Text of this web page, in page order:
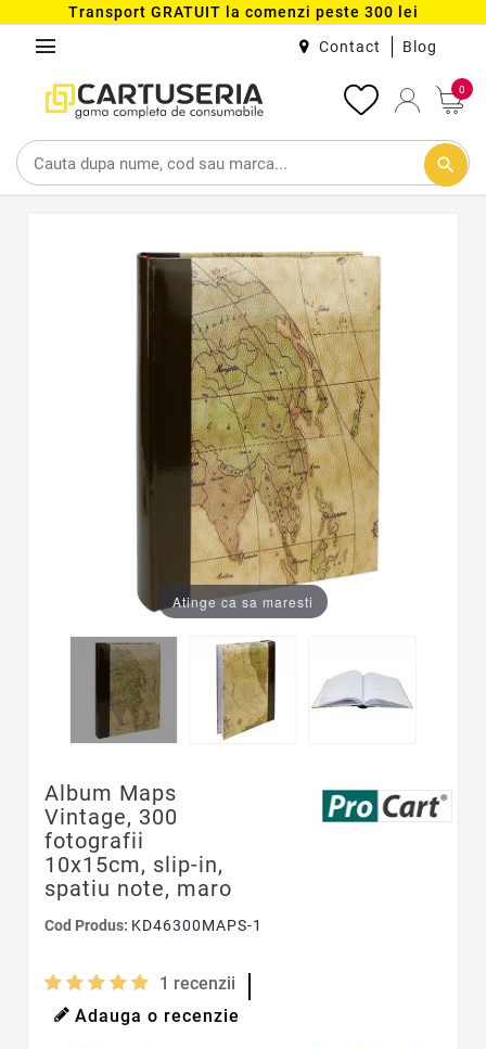
Transport GRATUIT la comenzi peste 300 lei
menu Contact Blog
0
search
Atinge ca sa maresti
Album Maps
Vintage, 300
fotografii
10x15cm, slip-in,
spatiu note, maro
Cod Produs: KD46300MAPS-1
1 recenzii
Adauga o recenzie